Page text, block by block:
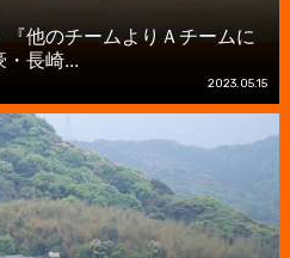
『他のチームよりＡチームに
長崎...
2023.05.15